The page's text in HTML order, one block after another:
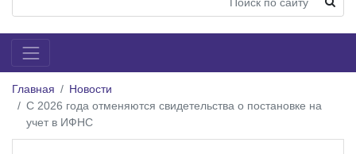
Главная
Новости
С 2026 года отменяются свидетельства о постановке на
учет в ИФНС